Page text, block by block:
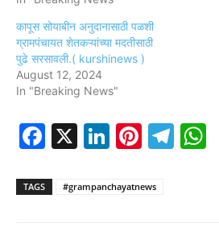
कापूस सोयाबीन अनुदानासाठी पळशी
ग्रामपंचायत शेतकऱ्यांच्या मदतीसाठी
पुढे सरसावली.( kurshinews )
August 12, 2024
In "Breaking News"
Facebook
X LinkedIn
TAGS #grampanchayatnews